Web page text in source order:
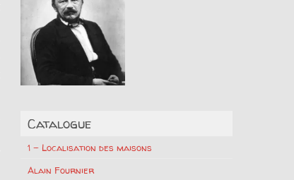
Catalogue
1 – Localisation des maisons
Alain Fournier